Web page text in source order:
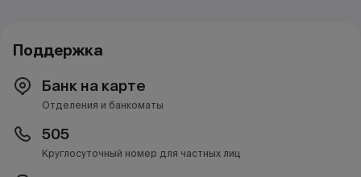
Поддержка
Банк на карте
Отделения и банкоматы
505
Круглосуточный номер для частных лиц